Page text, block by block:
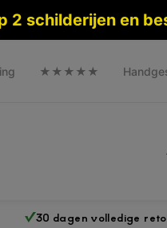
2 schilderijen en
★★★★★
30 dagen volledige